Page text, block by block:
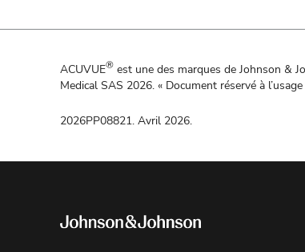
ACUVUE® est une des marques de Johnson &
Medical SAS 2026. « Document réservé à
2026PP08821. Avril 2026.